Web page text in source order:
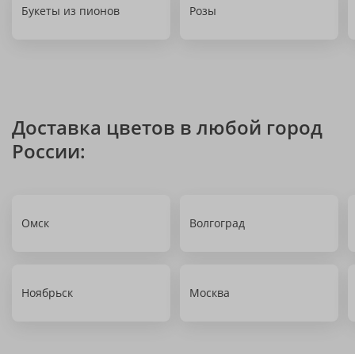
Букеты из пионов Розы
Доставка цветов в любой город
России:
Омск Волгоград
Ноябрьск Москва